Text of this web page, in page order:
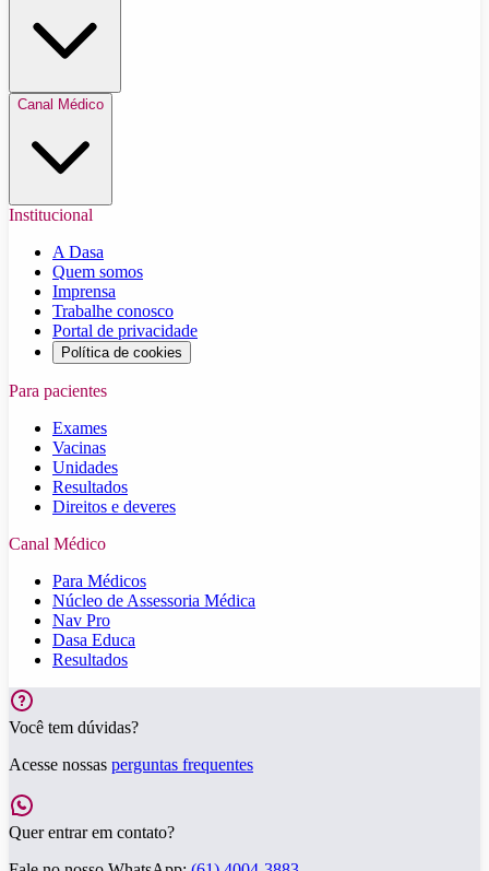
Canal Médico
Institucional
A Dasa
Quem somos
Imprensa
Trabalhe conosco
Portal de privacidade
Política de cookies
Para pacientes
Exames
Vacinas
Unidades
Resultados
Direitos e deveres
Canal Médico
Para Médicos
Núcleo de Assessoria Médica
Nav Pro
Dasa Educa
Resultados
Você tem dúvidas?
Acesse nossas perguntas frequentes
Quer entrar em contato?